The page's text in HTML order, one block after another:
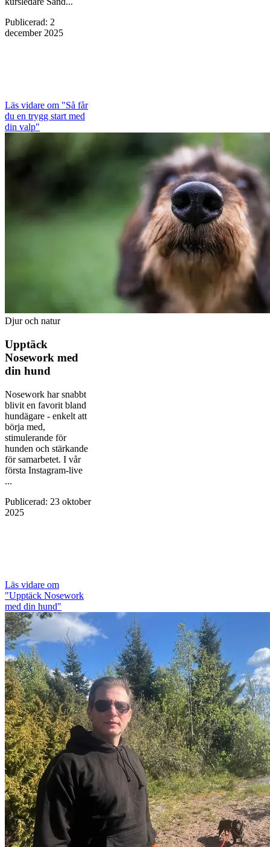
Publicerad: 2
december 2025
Läs vidare om "Så får
du en trygg start med
din valp"
Djur och natur
Upptäck
Nosework med
din hund
Nosework har snabbt
blivit en favorit bland
hundägare - enkelt att
börja med,
stimulerande för
hunden och stärkande
för samarbetet. I vår
första Instagram-live
...
Publicerad: 23 oktober
2025
Läs vidare om
"Upptäck Nosework
med din hund"